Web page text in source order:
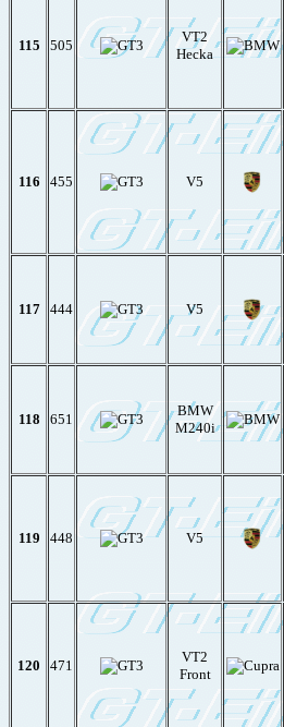
115 505
VT2
Hecka
116 455 V5
117 444 V5
118 651
BMW
M240i
119 448 V5
120 471
VT2
Front